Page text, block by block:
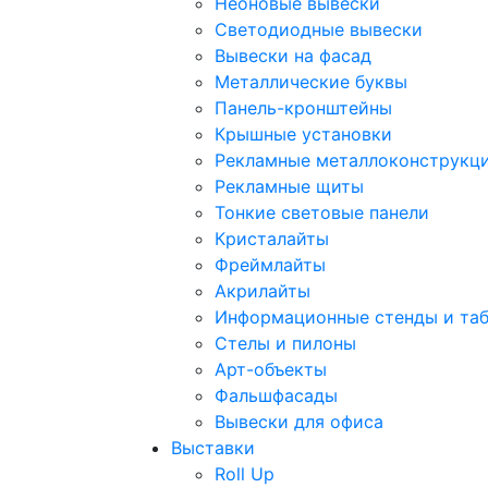
Светодиодные вывески
Вывески на фасад
Металлические буквы
Панель-кронштейны
Крышные установки
Рекламные
Рекламные щиты
Тонкие световые панели
Кристалайты
Фреймлайты
Акрилайты
Информационные стенды и
Стелы и пилоны
Арт-объекты
Фальшфасады
Вывески для офиса
Выставки
Roll Up